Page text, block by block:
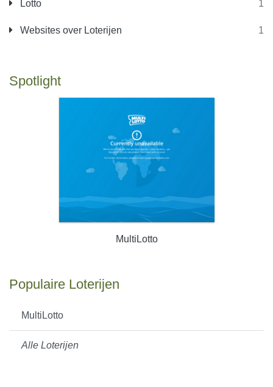
Lotto 1
Websites over Loterijen 1
Spotlight
MultiLotto
Populaire Loterijen
MultiLotto
Alle Loterijen